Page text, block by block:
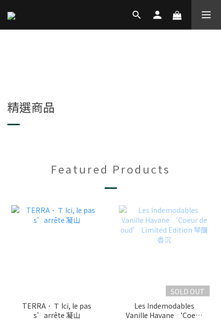
精選商品
Featured Products
TERRA．Ｔ Ici, le pas
s’arrête 凝山
SOLD OUT
Les Indemodables
Vanille Havane ‘Coeur